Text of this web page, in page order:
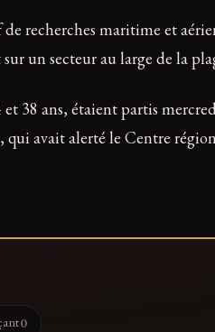
recherches maritime et
un secteur au large de la
et 38 ans, étaient partis
avait alerté le Centre
0